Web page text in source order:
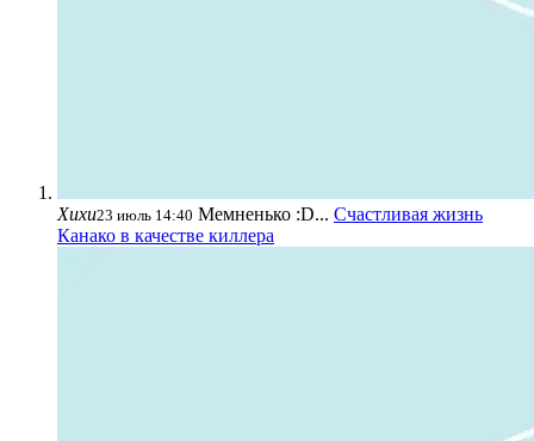
Хихи23 июль 14:40 Мемненько :D... Счастливая жизнь
Канако в качестве киллера